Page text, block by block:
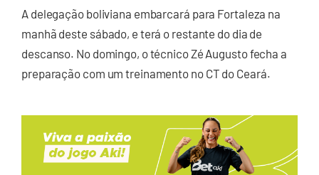
A delegação boliviana embarcará para Fortaleza na
manhã deste sábado, e terá o restante do dia de
descanso. No domingo, o técnico Zé Augusto fecha a
preparação com um treinamento no CT do Ceará.